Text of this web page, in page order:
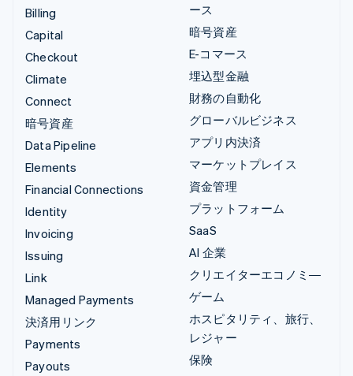
Billing
Capital
Checkout
Climate
Connect
暗号資産
Data Pipeline
Elements
Financial Connections
Identity
Invoicing
Issuing
Link
Managed Payments
決済用リンク
Payments
Payouts
ース
暗号資産
E-コマース
埋込型金融
財務の自動化
グローバルビジネス
アプリ内決済
マーケットプレイス
資金管理
プラットフォーム
SaaS
AI 企業
クリエイターエコノミ―
ゲーム
ホスピタリティ、旅行、
レジャー
保険